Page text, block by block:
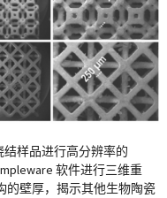
结样品进行高分辨率的
软件进行三维重
的壁厚，揭示其他生物陶瓷